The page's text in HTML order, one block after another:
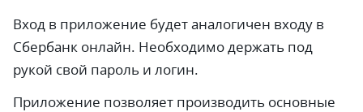
Вход в приложение будет аналогичен входу в
Сбербанк онлайн. Необходимо держать под
рукой свой пароль и логин.
Приложение позволяет производить основные